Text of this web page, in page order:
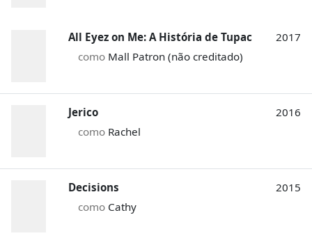
All Eyez on Me: A História de Tupac
como Mall Patron (não creditado)
2017
Jerico
como Rachel
2016
Decisions
como Cathy
2015